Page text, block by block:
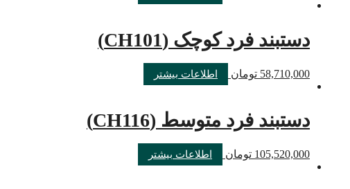
دستبند فرد کوچک (CH101)
58,710,000 تومان اطلاعات بیشتر
دستبند فرد متوسط (CH116)
105,520,000 تومان اطلاعات بیشتر